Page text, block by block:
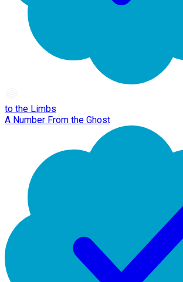
to the Limbs
A Number From the Ghost